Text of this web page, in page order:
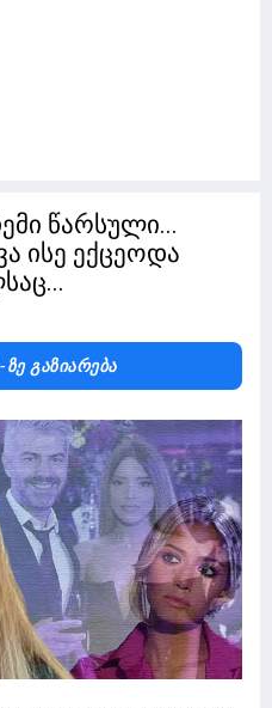
წარსული...
ისე ექცეოდა
Ზე Გაზიარება